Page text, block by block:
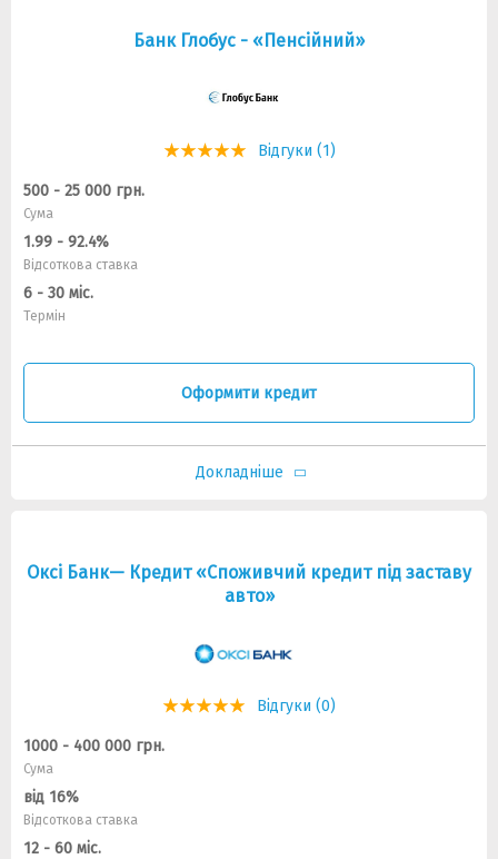
Банк Глобус - «Пенсійний»
Відгуки (1)
500 - 25 000 грн.
Сума
1.99 - 92.4%
Відсоткова ставка
6 - 30 міс.
Термін
Оформити кредит
Докладніше
Оксі Банк— Кредит «Споживчий кредит під заставу
авто»
Відгуки (0)
1000 - 400 000 грн.
Сума
від 16%
Відсоткова ставка
12 - 60 міс.